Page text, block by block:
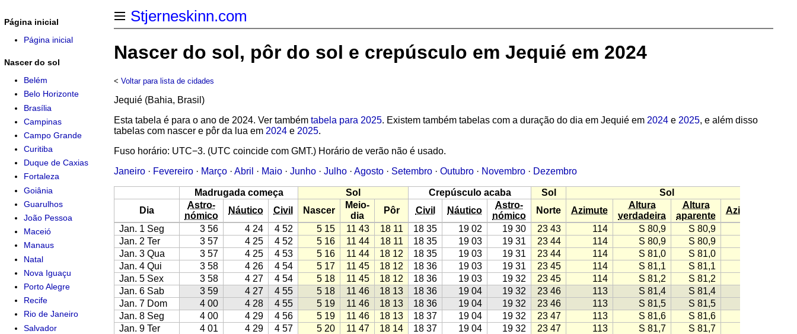
Stjerneskinn.com
Nascer do sol, pôr do sol e crepúsculo em Jequié em 2024
< Voltar para lista de cidades
Jequié (Bahia, Brasil)
Esta tabela é para o ano de 2024. Ver também tabela para 2025. Existem também tabelas com a duração do dia em Jequié em 2024 e 2025, e além disso
tabelas com nascer e pôr da lua em 2024 e 2025.
Fuso horário: UTC−3. (UTC coincide com GMT.) Horário de verão não é usado.
Janeiro · Fevereiro · Março · Abril · Maio · Junho · Julho · Agosto · Setembro · Outubro · Novembro · Dezembro
Madrugada começa Sol Crepúsculo acaba Sol
Sol
Dia
Astro-
nómico
Náutico Civil Nascer
Meio-
dia
Pôr Civil Náutico
Astro-
nómico
Norte Azimute
Altura
verdadeira
Altura
aparente
Azimute
Jan. 1 Seg
3 56 4 24 4 52 5 15 11 43 18 11 18 35 19 02 19 30 23 43 114 S 80,9 S 80,9
Jan. 2 Ter
3 57 4 25 4 52 5 16 11 44 18 11 18 35 19 03 19 31 23 44 114 S 80,9 S 80,9
Jan. 3 Qua
3 57 4 25 4 53 5 16 11 44 18 12 18 35 19 03 19 31 23 44 114 S 81,0 S 81,0
Jan. 4 Qui
3 58 4 26 4 54 5 17 11 45 18 12 18 36 19 03 19 31 23 45 114 S 81,1 S 81,1
Jan. 5 Sex
3 58 4 27 4 54 5 18 11 45 18 12 18 36 19 03 19 32 23 45 114 S 81,2 S 81,2
Jan. 6 Sab
3 59 4 27 4 55 5 18 11 46 18 13 18 36 19 04 19 32 23 46 113 S 81,4 S 81,4
Jan. 7 Dom
4 00 4 28 4 55 5 19 11 46 18 13 18 36 19 04 19 32 23 46 113 S 81,5 S 81,5
Jan. 8 Seg
4 00 4 29 4 56 5 19 11 46 18 13 18 37 19 04 19 32 23 47 113 S 81,6 S 81,6
Jan. 9 Ter
4 01 4 29 4 57 5 20 11 47 18 14 18 37 19 04 19 32 23 47 113 S 81,7 S 81,7
Página inicial
Página inicial
Nascer do sol
Belém
Belo Horizonte
Brasília
Campinas
Campo Grande
Curitiba
Duque de Caxias
Fortaleza
Goiânia
Guarulhos
João Pessoa
Maceió
Manaus
Natal
Nova Iguaçu
Porto Alegre
Recife
Rio de Janeiro
Salvador